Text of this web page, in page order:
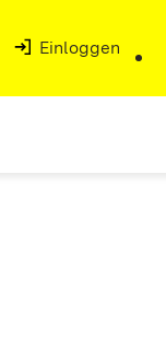
(Öffnet in neuem
Einloggen